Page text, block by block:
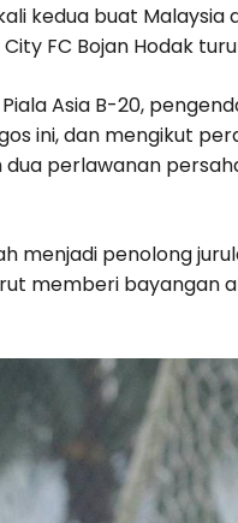
kedua buat
FC Bojan Hodak
Asia B-20,
ini, dan mengikut
perlawanan
menjadi penolong
memberi bayangan